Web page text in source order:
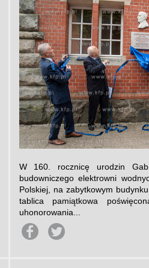
W 160. rocznicę urodzin
budowniczego elektrowni
Polskiej, na zabytkowym
tablica pamiątkowa
uhonorowania...